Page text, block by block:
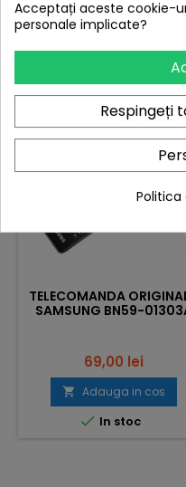
, UE50H6400AKXXH,
16 ALTE PRODUSE IN
TELECOMANDA
SAMSUNG BN59-
Pret
69,00 lei
 Adauga in cos
 In stoc
Acceptați aceste cookie-
personale implicate?
Respingeți